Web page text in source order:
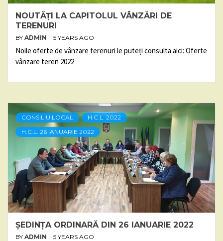
NOUTĂȚI LA CAPITOLUL VÂNZĂRI DE
TERENURI
BY ADMIN 5 YEARS AGO
Noile oferte de vânzare terenuri le puteți consulta aici: Oferte
vânzare teren 2022
CONSILIU LOCAL
H.C.L. 2022
H.C.L. 26 IANUARIE 2022
ȘEDINȚA ORDINARĂ DIN 26 IANUARIE 2022
BY ADMIN 5 YEARS AGO